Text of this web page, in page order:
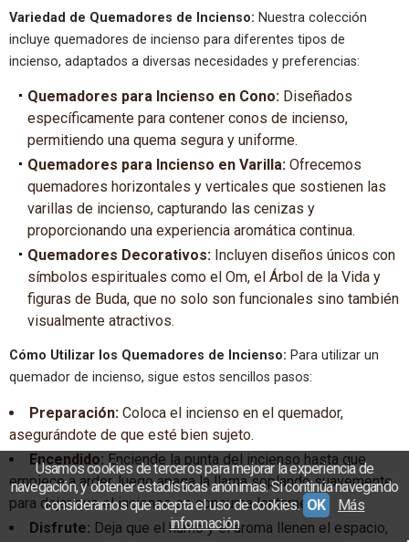
Variedad de Quemadores de Incienso: Nuestra colección
incluye quemadores de incienso para diferentes tipos de
incienso, adaptados a diversas necesidades y preferencias:
Quemadores para Incienso en Cono: Diseñados
específicamente para contener conos de incienso,
permitiendo una quema segura y uniforme.
Quemadores para Incienso en Varilla: Ofrecemos
quemadores horizontales y verticales que sostienen las
varillas de incienso, capturando las cenizas y
proporcionando una experiencia aromática continua.
Quemadores Decorativos: Incluyen diseños únicos con
símbolos espirituales como el Om, el Árbol de la Vida y
figuras de Buda, que no solo son funcionales sino también
visualmente atractivos.
Cómo Utilizar los Quemadores de Incienso: Para utilizar un
quemador de incienso, sigue estos sencillos pasos:
Preparación: Coloca el incienso en el quemador,
asegurándote de que esté bien sujeto.
Encendido: Enciende la punta del incienso hasta que
empiece a arder, luego apaga la llama soplando suavemente
para dejar que el incienso se consuma lentamente.
Disfrute: Deja que el humo y el aroma llenen el espacio,
Usamos cookies de terceros para mejorar la experiencia de
navegación, y obtener estadísticas anónimas. Si continúa navegando
consideramos que acepta el uso de cookies. OK
Más
información